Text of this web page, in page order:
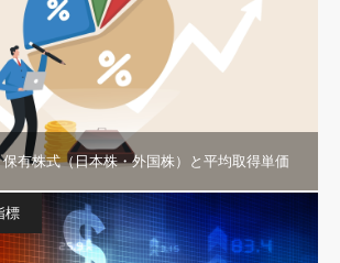
保有株式（日本株・外国株）と平均取得単価
標